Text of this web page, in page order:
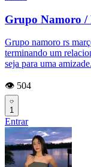
Grupo Namoro /
Grupo namoro rs
terminando um
seja para uma
👁️ 504
1
Entrar